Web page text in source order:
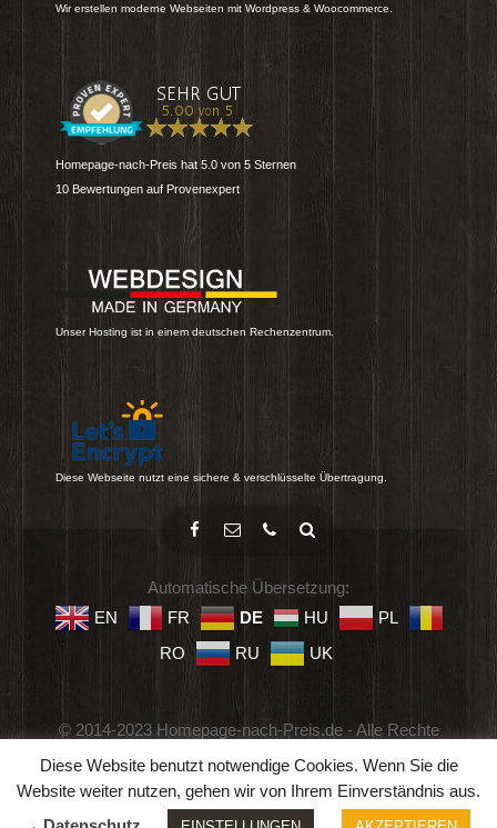
Wir erstellen moderne Webseiten mit Wordpress & Woocommerce.
Homepage-nach-Preis hat 5.0 von 5 Sternen
10 Bewertungen auf Provenexpert
Unser Hosting ist in einem deutschen Rechenzentrum.
Diese Webseite nutzt eine sichere & verschlüsselte Übertragung.
Automatische Übersetzung:
EN
FR DE HU
PL
RO
RU UK
© 2014-2023 Homepage-nach-Preis.de - Alle Rechte
Geschäftsbedingungen
Diese Website benutzt notwendige Cookies. Wenn Sie die
Website weiter nutzen, gehen wir von Ihrem Einverständnis aus.